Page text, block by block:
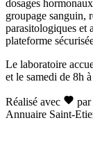
dosages
groupage sanguin,
parasitologiques et
plateforme
Le laboratoire
et le samedi de 8h
Réalisé avec par
Annuaire Saint-